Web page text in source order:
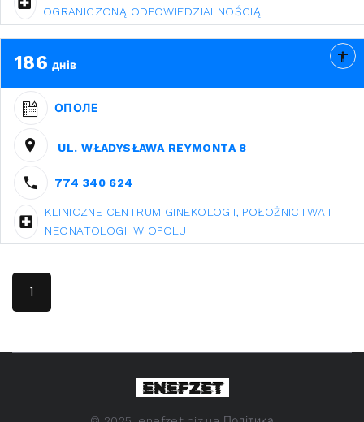
OGRANICZONĄ ODPOWIEDZIALNOŚCIĄ
186 днів
ОПОЛЕ
UL. WŁADYSŁAWA REYMONTA 8
774 340 624
KLINICZNE CENTRUM GINEKOLOGII, POŁOŻNICTWA I
NEONATOLOGII W OPOLU
1